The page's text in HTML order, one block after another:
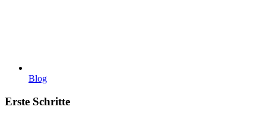
Blog
Erste Schritte